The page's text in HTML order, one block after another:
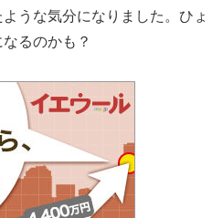
うな気分になりました。ひょ
るのかも？